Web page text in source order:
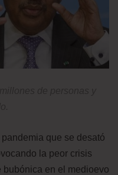
que se desató
la peor crisis
bubónica en el medioevo